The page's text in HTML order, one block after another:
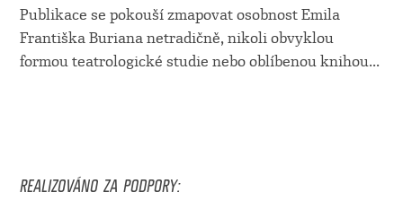
Publikace se pokouší zmapovat osobnost Emila
Františka Buriana netradičně, nikoli obvyklou
formou teatrologické studie nebo oblíbenou knihou...
REALIZOVÁNO ZA PODPORY: